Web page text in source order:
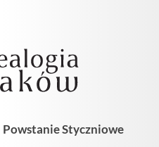
Powstanie Styczniowe